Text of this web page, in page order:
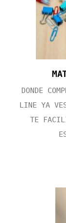
DONDE
LINE YA
TE